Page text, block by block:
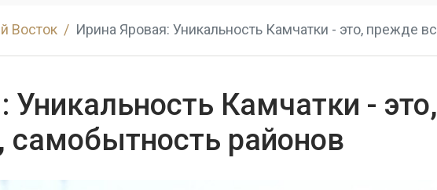
Восток Ирина Яровая: Уникальность Камчатки - это, прежде
Уникальность Камчатки - это,
самобытность районов